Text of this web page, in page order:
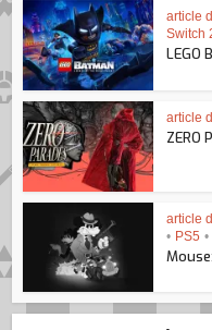
article
Switch
LEGO
article
ZERO
article
• PS5 •